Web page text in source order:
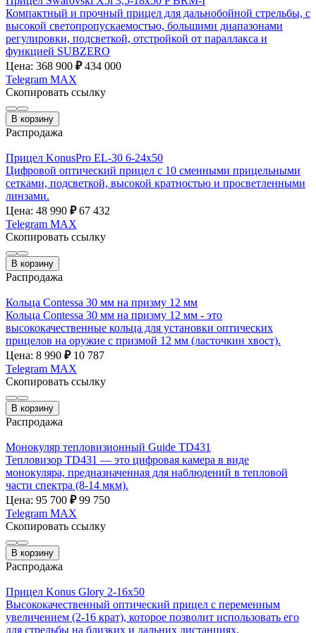
Компактный и прочный прицел для дальнобойной стрельбы, с
высокой светопропускаемостью, большими диапазонами
регулировки, подсветкой, отстройкой от параллакса и
функцией SUBZERO
Цена: 368 900 ₽ 434 000
Telegram MAX
Скопировать ссылку
В корзину
Распродажа
Прицел KonusPro EL-30 6-24х50
Цифровой оптический прицел с 10 сменными прицельными
сетками, подсветкой, высокой кратностью и просветленными
линзами.
Цена: 48 990 ₽ 67 432
Telegram MAX
Скопировать ссылку
В корзину
Распродажа
Кольца Contessa 30 мм на призму 12 мм
Кольца Contessa 30 мм на призму 12 мм - это
высококачественные кольца для установки оптических
прицелов на оружие с призмой 12 мм (ласточкин хвост).
Цена: 8 990 ₽ 10 787
Telegram MAX
Скопировать ссылку
В корзину
Распродажа
Монокуляр тепловизионный Guide TD431
Тепловизор TD431 — это цифровая камера в виде
монокуляра, предназначенная для наблюдений в тепловой
части спектра (8-14 мкм).
Цена: 95 700 ₽ 99 750
Telegram MAX
Скопировать ссылку
В корзину
Распродажа
Прицел Konus Glory 2-16х50
Высококачественный оптический прицел с переменным
увеличением (2-16 крат), которое позволит использовать его
для стрельбы на близких и дальних дистанциях.